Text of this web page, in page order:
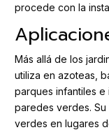
procede con la
Más allá de los
utiliza en azoteas,
parques infantiles
paredes verdes.
verdes en lugares